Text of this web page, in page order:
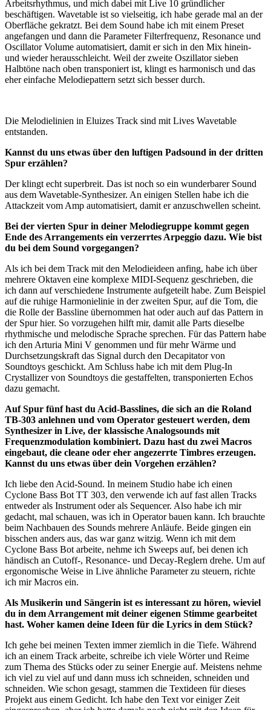
Arbeitsrhythmus, und mich dabei mit Live 10 gründlicher
beschäftigen. Wavetable ist so vielseitig, ich habe gerade mal an der
Oberfläche gekratzt. Bei dem Sound habe ich mit einem Preset
angefangen und dann die Parameter Filterfrequenz, Resonance und
Oscillator Volume automatisiert, damit er sich in den Mix hinein-
und wieder herausschleicht. Weil der zweite Oszillator sieben
Halbtöne nach oben transponiert ist, klingt es harmonisch und das
eher einfache Melodiepattern setzt sich besser durch.
Die Melodielinien in Eluizes Track sind mit Lives Wavetable
entstanden.
Kannst du uns etwas über den luftigen Padsound in der dritten
Spur erzählen?
Der klingt echt superbreit. Das ist noch so ein wunderbarer Sound
aus dem Wavetable-Synthesizer. An einigen Stellen habe ich die
Attackzeit vom Amp automatisiert, damit er anzuschwellen scheint.
Bei der vierten Spur in deiner Melodiegruppe kommt gegen
Ende des Arrangements ein verzerrtes Arpeggio dazu. Wie bist
du bei dem Sound vorgegangen?
Als ich bei dem Track mit den Melodieideen anfing, habe ich über
mehrere Oktaven eine komplexe MIDI-Sequenz geschrieben, die
ich dann auf verschiedene Instrumente aufgeteilt habe. Zum Beispiel
auf die ruhige Harmonielinie in der zweiten Spur, auf die Tom, die
die Rolle der Bassline übernommen hat oder auch auf das Pattern in
der Spur hier. So vorzugehen hilft mir, damit alle Parts dieselbe
rhythmische und melodische Sprache sprechen. Für das Pattern habe
ich den Arturia Mini V genommen und für mehr Wärme und
Durchsetzungskraft das Signal durch den Decapitator von
Soundtoys geschickt. Am Schluss habe ich mit dem Plug-In
Crystallizer von Soundtoys die gestaffelten, transponierten Echos
dazu gemacht.
Auf Spur fünf hast du Acid-Basslines, die sich an die Roland
TB-303 anlehnen und vom Operator gesteuert werden, dem
Synthesizer in Live, der klassische Analogsounds mit
Frequenzmodulation kombiniert. Dazu hast du zwei Macros
eingebaut, die cleane oder eher angezerrte Timbres erzeugen.
Kannst du uns etwas über dein Vorgehen erzählen?
Ich liebe den Acid-Sound. In meinem Studio habe ich einen
Cyclone Bass Bot TT 303, den verwende ich auf fast allen Tracks
entweder als Instrument oder als Sequencer. Also habe ich mir
gedacht, mal schauen, was ich in Operator bauen kann. Ich brauchte
beim Nachbauen des Sounds mehrere Anläufe. Beide gingen ein
bisschen anders aus, das war ganz witzig. Wenn ich mit dem
Cyclone Bass Bot arbeite, nehme ich Sweeps auf, bei denen ich
händisch an Cutoff-, Resonance- und Decay-Reglern drehe. Um auf
ergonomische Weise in Live ähnliche Parameter zu steuern, richte
ich mir Macros ein.
Als Musikerin und Sängerin ist es interessant zu hören, wieviel
du in dem Arrangement mit deiner eigenen Stimme gearbeitet
hast. Woher kamen deine Ideen für die Lyrics in dem Stück?
Ich gehe bei meinen Texten immer ziemlich in die Tiefe. Während
ich an einem Track arbeite, schreibe ich viele Wörter und Reime
zum Thema des Stücks oder zu seiner Energie auf. Meistens nehme
ich viel zu viel auf und dann muss ich schneiden, schneiden und
schneiden. Wie schon gesagt, stammen die Textideen für dieses
Projekt aus einem Gedicht. Ich habe den Text vor einiger Zeit